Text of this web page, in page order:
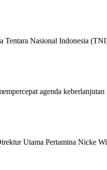
Tentara Nasional Indonesia
agenda
Utama Pertamina Nicke